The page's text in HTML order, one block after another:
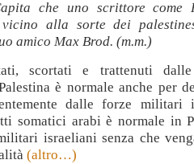
che uno scrittore come
alla sorte dei
amico Max Brod. (m.m.)
scortati e trattenuti
è normale anche per
dalle forze militari
somatici arabi è normale in
israeliani senza che
(altro…)